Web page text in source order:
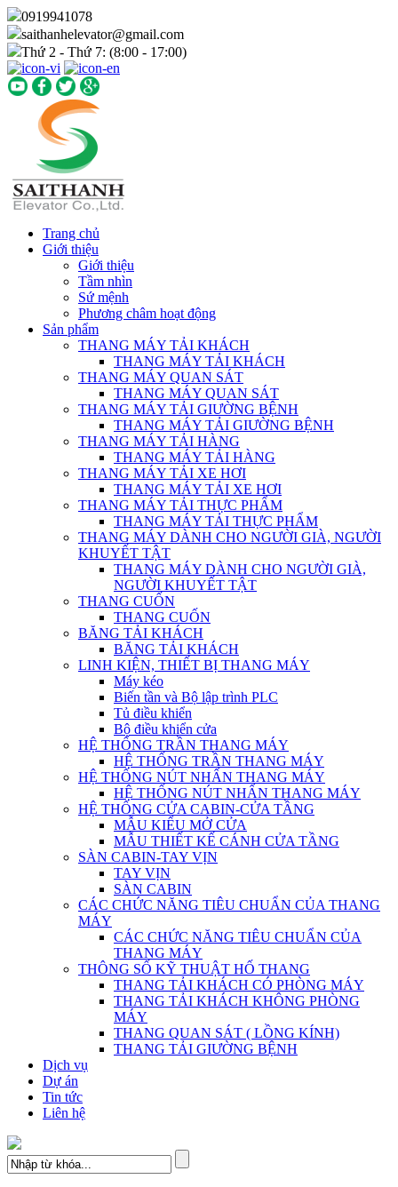
0919941078
saithanhelevator@gmail.com
Thứ 2 - Thứ 7: (8:00 - 17:00)
Trang chủ
Giới thiệu
Giới thiệu
Tầm nhìn
Sứ mệnh
Phương châm hoạt động
Sản phẩm
THANG MÁY TẢI KHÁCH
THANG MÁY TẢI KHÁCH
THANG MÁY QUAN SÁT
THANG MÁY QUAN SÁT
THANG MÁY TẢI GIƯỜNG BỆNH
THANG MÁY TẢI GIƯỜNG BỆNH
THANG MÁY TẢI HÀNG
THANG MÁY TẢI HÀNG
THANG MÁY TẢI XE HƠI
THANG MÁY TẢI XE HƠI
THANG MÁY TẢI THỰC PHẨM
THANG MÁY TẢI THỰC PHẨM
THANG MÁY DÀNH CHO NGƯỜI GIÀ, NGƯỜI
KHUYẾT TẬT
THANG MÁY DÀNH CHO NGƯỜI GIÀ,
NGƯỜI KHUYẾT TẬT
THANG CUỐN
THANG CUỐN
BĂNG TẢI KHÁCH
BĂNG TẢI KHÁCH
LINH KIỆN, THIẾT BỊ THANG MÁY
Máy kéo
Biến tần và Bộ lập trình PLC
Tủ điều khiển
Bộ điều khiển cửa
HỆ THỐNG TRẦN THANG MÁY
HỆ THỐNG TRẦN THANG MÁY
HỆ THỐNG NÚT NHẤN THANG MÁY
HỆ THỐNG NÚT NHẤN THANG MÁY
HỆ THỐNG CỬA CABIN-CỬA TẦNG
MẪU KIỂU MỞ CỬA
MẪU THIẾT KẾ CÁNH CỬA TẦNG
SÀN CABIN-TAY VỊN
TAY VỊN
SÀN CABIN
CÁC CHỨC NĂNG TIÊU CHUẨN CỦA THANG
MÁY
CÁC CHỨC NĂNG TIÊU CHUẨN CỦA
THANG MÁY
THÔNG SỐ KỸ THUẬT HỐ THANG
THANG TẢI KHÁCH CÓ PHÒNG MÁY
THANG TẢI KHÁCH KHÔNG PHÒNG
MÁY
THANG QUAN SÁT ( LỒNG KÍNH)
THANG TẢI GIƯỜNG BỆNH
Dịch vụ
Dự án
Tin tức
Liên hệ